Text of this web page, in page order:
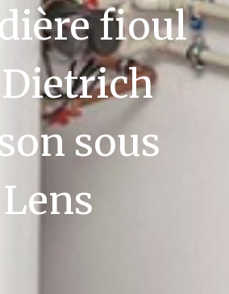
fioul
Dietrich
sous
Lens